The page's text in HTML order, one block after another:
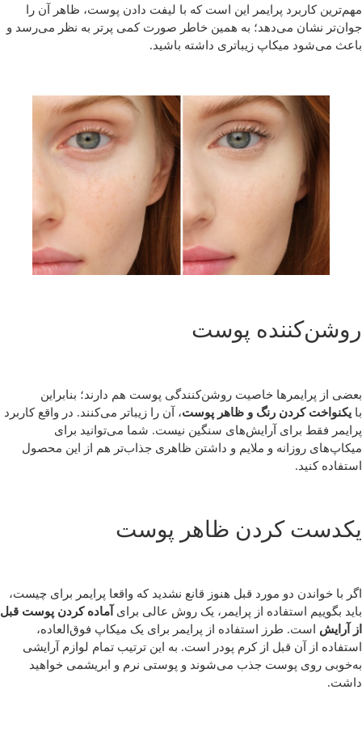
مهم‌ترین کاربرد پرایمر این است که با لیفت دادن پوست، ظاهر آن را
جوان‌تر نشان می‌دهد؛ به همین خاطر صورت کمی پرتر به نظر می‌رسد و
باعث می‌شود میکاپ زیباتری داشته باشید.
روشن‌کننده پوست
بعضی از پرایمرها خاصیت روشن‌کنندگی پوست هم دارند؛ بنابراین
با یکنواخت کردن رنگ و ظاهر پوست، آن را زیباتر می‌کنند. در واقع کاربرد
پرایمر فقط برای آرایش‌های سنگین نیست. شما می‌توانید برای
میکاپ‌های روزانه و ملایم و داشتن ظاهری جذاب‌تر هم از این محصول
استفاده کنید.
یکدست کردن ظاهر پوست
اگر با خواندن دو مورد قبل هنوز قانع نشدید که واقعا پرایمر برای چیست،
باید بگوییم استفاده از پرایمر، یک روش عالی برای آماده کردن پوست قبل
از آرایش است. طرز استفاده از پرایمر برای یک میکاپ فوق‌العاده،
استفاده از آن قبل از کرم پودر است. به این ترتیب تمام لوازم آرایشی
به‌خوبی روی پوست جذب می‌شوند و پوستی نرم و ابریشمی خواهید
داشت.